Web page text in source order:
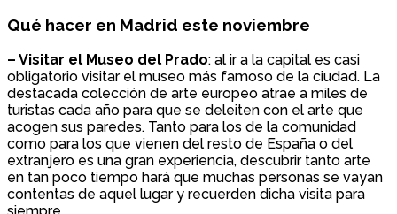
Qué hacer en Madrid este noviembre
– Visitar el Museo del Prado: al ir a la capital es casi
obligatorio visitar el museo más famoso de la ciudad. La
destacada colección de arte europeo atrae a miles de
turistas cada año para que se deleiten con el arte que
acogen sus paredes. Tanto para los de la comunidad
como para los que vienen del resto de España o del
extranjero es una gran experiencia, descubrir tanto arte
en tan poco tiempo hará que muchas personas se vayan
contentas de aquel lugar y recuerden dicha visita para
siempre.